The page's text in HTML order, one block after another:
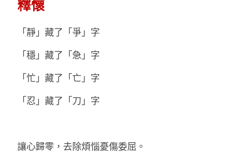
釋懷
「靜」藏了「爭」字
「穩」藏了「急」字
「忙」藏了「亡」字
「忍」藏了「刀」字
讓心歸零，去除煩惱憂傷委屈。